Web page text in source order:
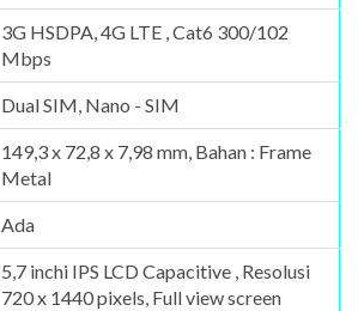
3G HSDPA, 4G LTE , Cat6 300/102
Mbps
Dual SIM, Nano - SIM
149,3 x 72,8 x 7,98 mm, Bahan : Frame
Metal
Ada
5,7 inchi IPS LCD Capacitive , Resolusi
720 x 1440 pixels, Full view screen